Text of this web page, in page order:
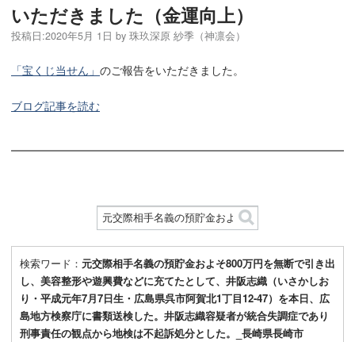
いただきました（金運向上）
投稿日:2020年5月 1日 by 珠玖深原 紗季（神凛会）
「宝くじ当せん」 のご報告をいただきました。
ブログ記事を読む
検索ワード： 元交際相手名義の預貯金およそ800万円を無断で引き出
し、美容整形や遊興費などに充てたとして、井阪志織（いさかしお
り・平成元年7月7日生・広島県呉市阿賀北1丁目12-47）を本日、広
島地方検察庁に書類送検した。井阪志織容疑者が統合失調症であり
刑事責任の観点から地検は不起訴処分とした。_長崎県長崎市